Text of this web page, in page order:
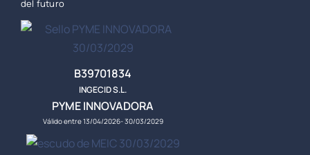
del futuro
B39701834
INGECID S.L.
PYME INNOVADORA
Válido entre 13/04/2026- 30/03/2029